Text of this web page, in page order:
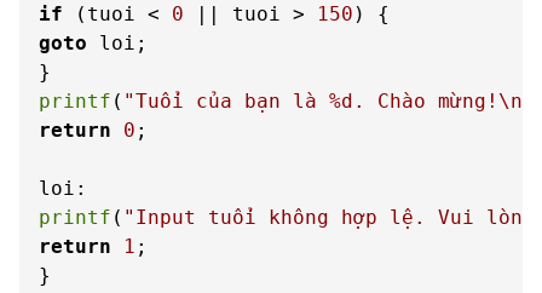
if (tuoi < 0 || tuoi > 150
goto loi;
printf ( "Tuổi của bạn là %d. Chào mừng!\n"
return
0 ;
printf ( "Input tuổi không hợp lệ. Vui
return
1 ;
}